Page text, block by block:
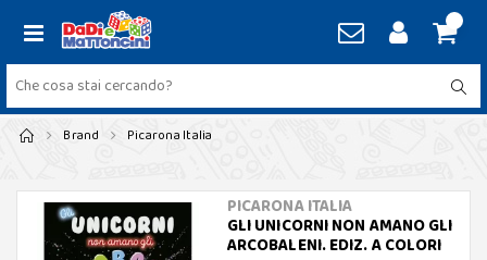
Brand Picarona Italia
PICARONA ITALIA
GLI UNICORNI NON AMANO GLI
ARCOBALENI. EDIZ. A COLORI